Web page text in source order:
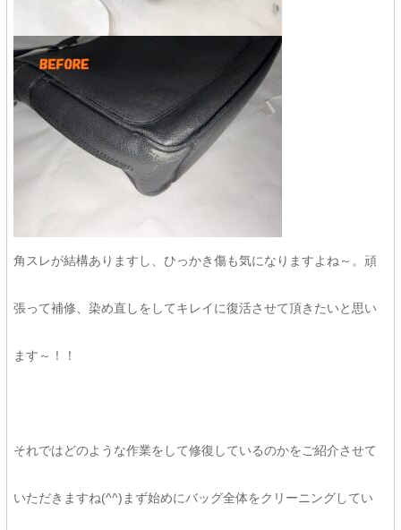
角スレが結構ありますし、ひっかき傷も気になりますよね～。頑
張って補修、染め直しをしてキレイに復活させて頂きたいと思い
ます～！！
それではどのような作業をして修復しているのかをご紹介させて
いただきますね(^^)まず始めにバッグ全体をクリーニングしてい